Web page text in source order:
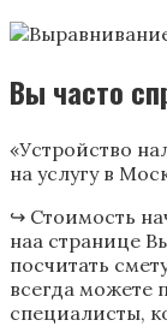
Вы часто
«Устройство
на услугу в
↪ Стоимость
наа странице
посчитать
всегда можете
специалисты,